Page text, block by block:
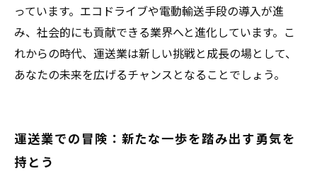
っています。エコドライブや電動輸送手段の導入が進
み、社会的にも貢献できる業界へと進化しています。こ
れからの時代、運送業は新しい挑戦と成長の場として、
あなたの未来を広げるチャンスとなることでしょう。
運送業での冒険：新たな一歩を踏み出す勇気を
持とう